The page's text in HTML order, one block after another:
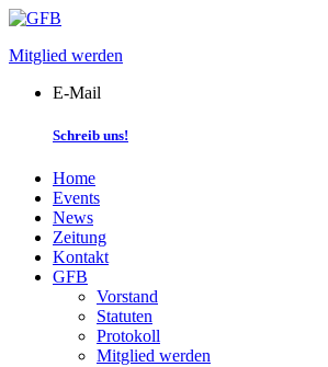
Skip
content
Mitglied werden
E-Mail
Schreib uns!
Home
Events
News
Zeitung
Kontakt
GFB
Vorstand
Statuten
Protokoll
Mitglied werden